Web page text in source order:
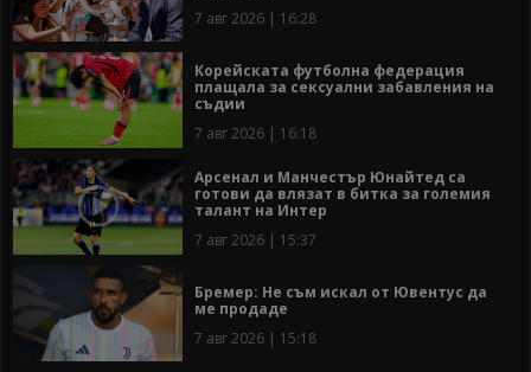
7 авг 2026 | 16:28
Корейската футболна федерация
плащала за сексуални забавления на
съдии
7 авг 2026 | 16:18
Арсенал и Манчестър Юнайтед са
готови да влязат в битка за големия
талант на Интер
7 авг 2026 | 15:37
Бремер: Не съм искал от Ювентус да
ме продаде
7 авг 2026 | 15:18